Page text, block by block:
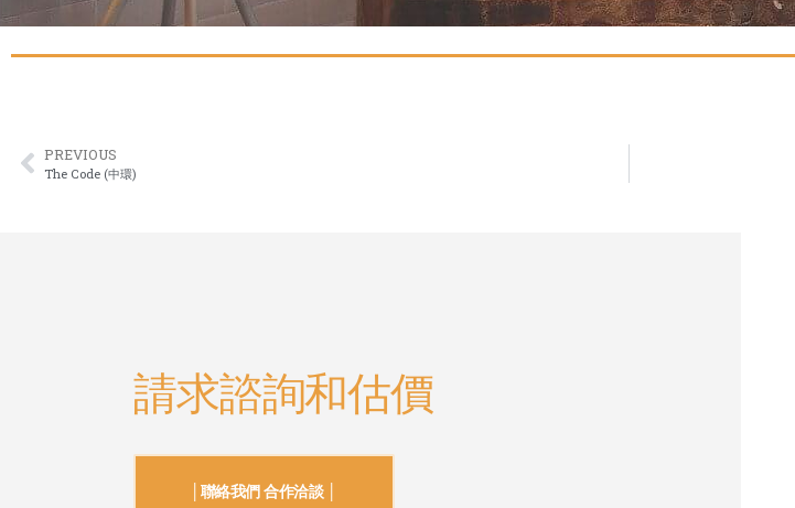
PREVIOUS
The Code (中環)
請求諮詢和估價
│聯絡我們 合作洽談 │